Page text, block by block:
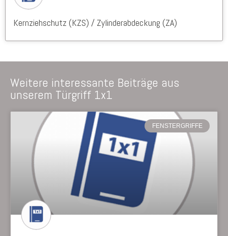
Kernziehschutz (KZS) / Zylinderabdeckung (ZA)
Weitere interessante Beiträge aus
unserem Türgriff 1x1
FENSTERGRIFFE